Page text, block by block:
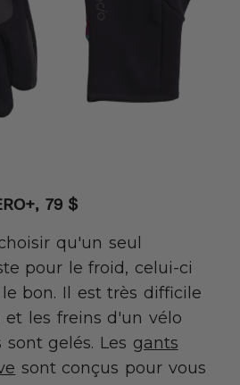
79 $
qu'un seul
pour le froid, celui-ci
bon. Il est très difficile
les freins d'un vélo
sont gelés. Les gants
sont conçus pour vous